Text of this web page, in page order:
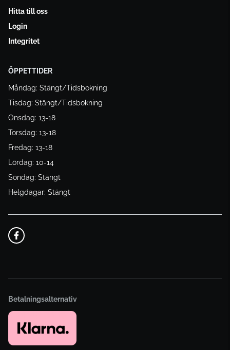
Hitta till oss
Login
Integritet
ÖPPETTIDER
Måndag: Stängt/Tidsbokning
Tisdag: Stängt/Tidsbokning
Onsdag: 13-18
Torsdag: 13-18
Fredag: 13-18
Lördag: 10-14
Söndag: Stängt
Helgdagar: Stängt
Betalningsalternativ